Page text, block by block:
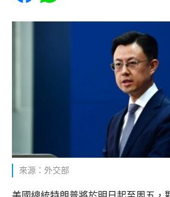
來源：外交部